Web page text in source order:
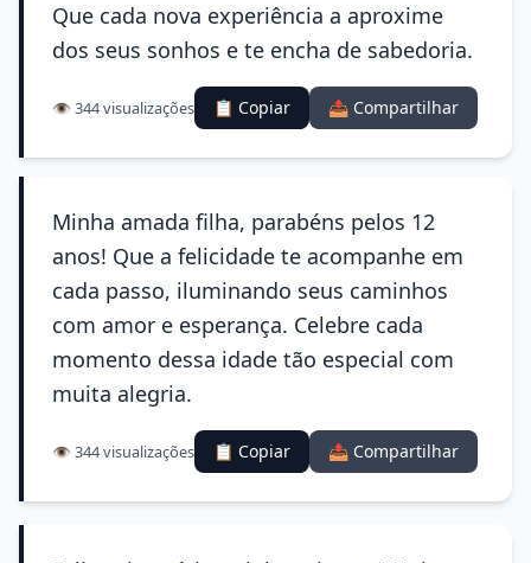
Que cada nova experiência a aproxime
dos seus sonhos e te encha de sabedoria.
👁️ 344 visualizações 📋 Copiar 📤 Compartilhar
Minha amada filha, parabéns pelos 12
anos! Que a felicidade te acompanhe em
cada passo, iluminando seus caminhos
com amor e esperança. Celebre cada
momento dessa idade tão especial com
muita alegria.
👁️ 344 visualizações 📋 Copiar 📤 Compartilhar